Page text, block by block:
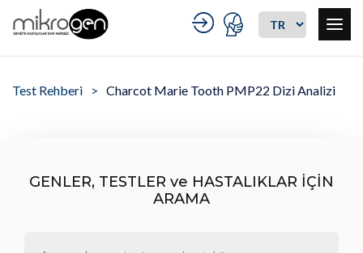
Test Rehberi Charcot Marie Tooth PMP22 Dizi Analizi
GENLER, TESTLER ve HASTALIKLAR İÇİN
ARAMA